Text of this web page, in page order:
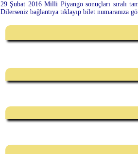
29 Şubat 2016 Milli Piyango sonuçları sıralı
Dilerseniz bağlantıya tıklayıp bilet numaranıza